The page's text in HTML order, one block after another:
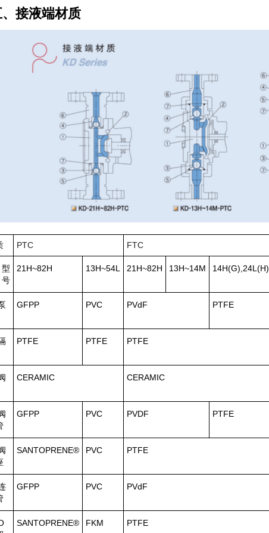
接液端材质
PTC FTC
型
号
21H~82H 13H~54L 21H~82H 13H~14M 14H(G),24L(H)
GFPP PVC PVdF PTFE
PTFE PTFE PTFE
CERAMIC CERAMIC
GFPP PVC PVDF PTFE
SANTOPRENE® PVC PTFE
GFPP PVC PVdF
SANTOPRENE® FKM PTFE